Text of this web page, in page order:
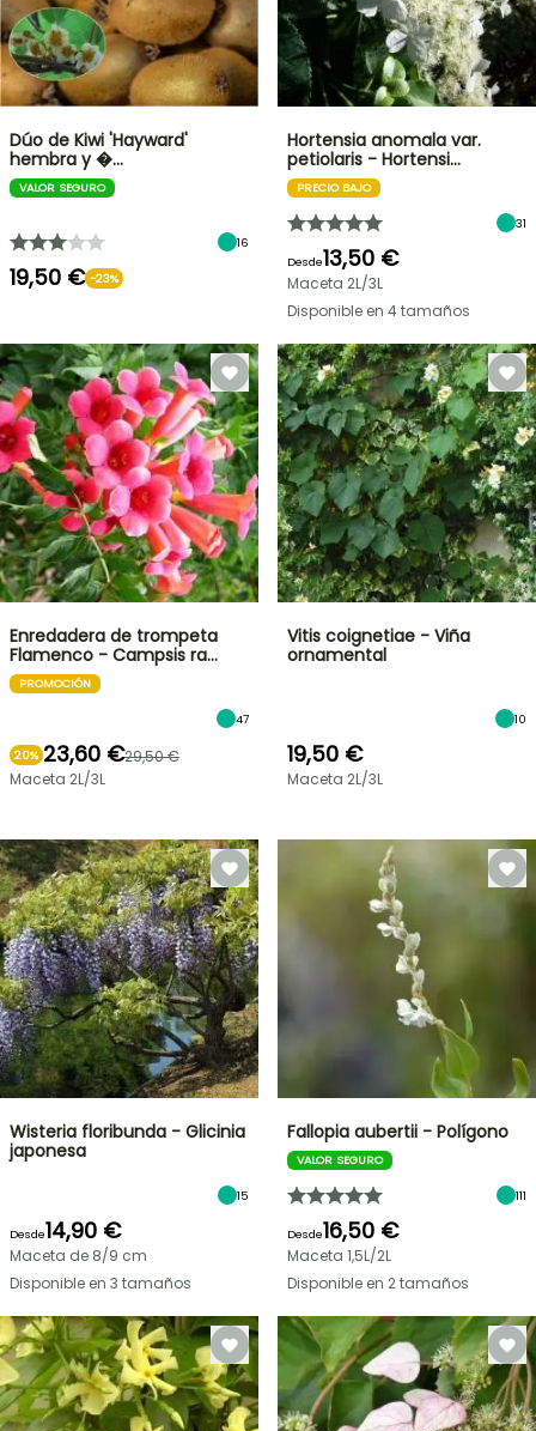
Dúo de Kiwi 'Hayward'
hembra y �…
VALOR SEGURO
16
19,50 € -23%
Hortensia anomala var.
petiolaris - Hortensi…
PRECIO BAJO
31
Desde13,50 €
Maceta 2L/3L
Disponible en 4 tamaños
Enredadera de trompeta
Flamenco - Campsis ra…
PROMOCIÓN
47
20% 23,60 €29,50 €
Maceta 2L/3L
Vitis coignetiae - Viña
ornamental
10
19,50 €
Maceta 2L/3L
Wisteria floribunda - Glicinia
japonesa
15
Desde14,90 €
Maceta de 8/9 cm
Disponible en 3 tamaños
Fallopia aubertii - Polígono
VALOR SEGURO
111
Desde16,50 €
Maceta 1,5L/2L
Disponible en 2 tamaños